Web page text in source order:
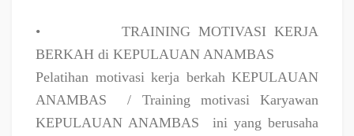
•
TRAINING MOTIVASI KERJA
BERKAH di KEPULAUAN ANAMBAS
Pelatihan motivasi kerja berkah KEPULAUAN
ANAMBAS
/ Training motivasi Karyawan
KEPULAUAN ANAMBAS
ini yang berusaha